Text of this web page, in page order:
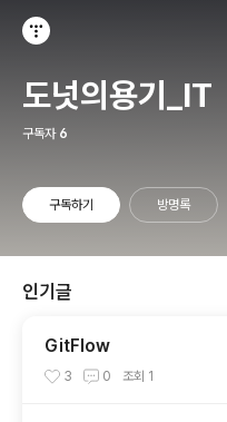
도넛의용기_IT
구독자 6
구독하기 방명록
인기글
GitFlow
3 0 조회 1